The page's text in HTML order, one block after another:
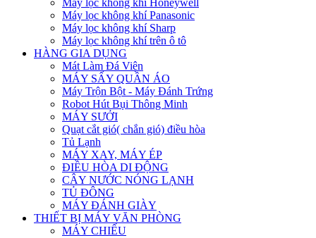
Máy lọc không khí Honeywell
Máy lọc không khí Panasonic
Máy lọc không khí Sharp
Máy lọc không khí trên ô tô
HÀNG GIA DỤNG
Mát Làm Đá Viên
MÁY SẤY QUẦN ÁO
Máy Trộn Bột - Máy Đánh Trứng
Robot Hút Bụi Thông Minh
MÁY SƯỞI
Quạt cắt gió( chắn gió) điều hòa
Tủ Lạnh
MÁY XAY, MÁY ÉP
ĐIỀU HÒA DI ĐỘNG
CÂY NƯỚC NÓNG LẠNH
TỦ ĐÔNG
MÁY ĐÁNH GIÀY
THIẾT BỊ MÁY VĂN PHÒNG
MÁY CHIẾU